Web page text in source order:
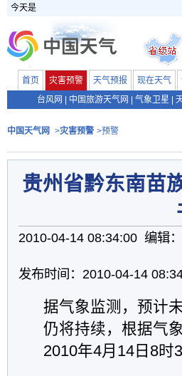
今天是
首页 灾害预警 天气预报 现在天气
台风网
中国旅游天气网 气象卫星
中国天气网 >灾害预警 >预警
贵州省黔东南苗
2010-04-14 08:34:00 编辑
发布时间：2010-04-14
据气象监测，预计
仍将持续，根据气
2010年4月14日8时